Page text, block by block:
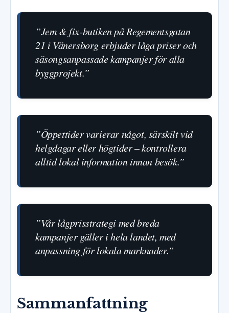
”Jem & fix-butiken på Regementsgatan
21 i Vänersborg erbjuder låga priser och
säsongsanpassade kampanjer för alla
byggprojekt.”
”Öppettider varierar något, särskilt vid
helgdagar eller högtider – kontrollera
alltid lokal information innan besök.”
”Vår lågprisstrategi med breda
kampanjer gäller i hela landet, med
anpassning för lokala marknader.”
Sammanfattning